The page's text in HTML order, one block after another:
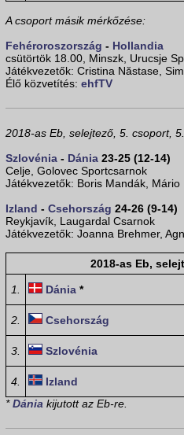
A csoport másik mérkőzése:
Fehéroroszország - Hollandia
csütörtök 18.00, Minszk, Urucsje
Játékvezetők: Cristina Năstase,
Élő közvetítés: ehfTV
2018-as Eb, selejtező, 5. csoport,
Szlovénia - Dánia 23-25 (12-14)
Celje, Golovec Sportcsarnok
Játékvezetők: Boris Mandák, Mário
Izland - Csehország 24-26 (9-14)
Reykjavík, Laugardal Csarnok
Játékvezetők: Joanna Brehmer,
2018-as Eb,
1. Dánia *
2. Csehország
3. Szlovénia
4. Izland
*Dánia kijutott az Eb-re.